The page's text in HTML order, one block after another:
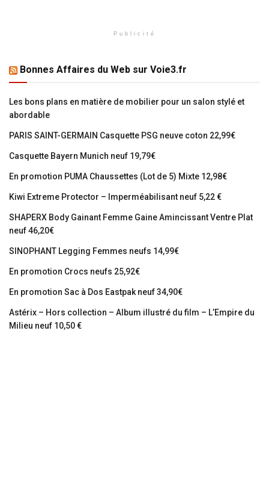
Publicité
Bonnes Affaires du Web sur Voie3.fr
Les bons plans en matière de mobilier pour un salon stylé et
abordable
PARIS SAINT-GERMAIN Casquette PSG neuve coton 22,99€
Casquette Bayern Munich neuf 19,79€
En promotion PUMA Chaussettes (Lot de 5) Mixte 12,98€
Kiwi Extreme Protector – Imperméabilisant neuf 5,22 €
SHAPERX Body Gainant Femme Gaine Amincissant Ventre Plat
neuf 46,20€
SINOPHANT Legging Femmes neufs 14,99€
En promotion Crocs neufs 25,92€
En promotion Sac à Dos Eastpak neuf 34,90€
Astérix – Hors collection – Album illustré du film – L’Empire du
Milieu neuf 10,50 €